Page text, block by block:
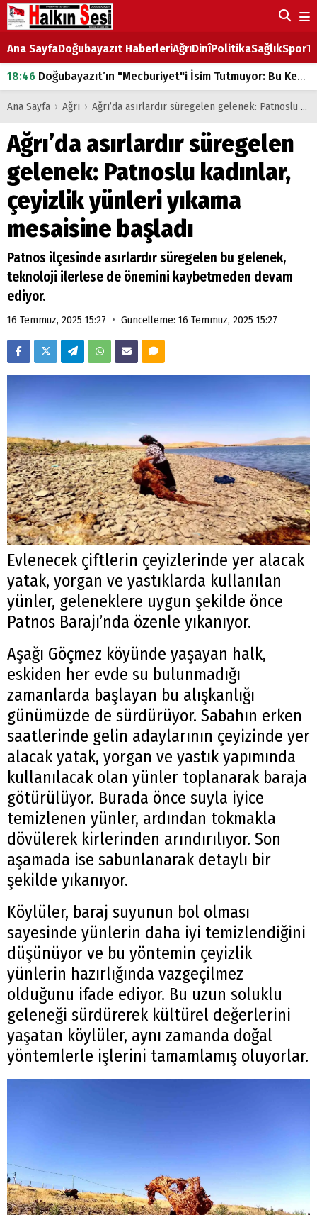
Ana SayfaDoğubayazıt HaberleriAğrıDinîPolitikaSağlıkSpor
18:46 Doğubayazıt’ın "Mecburiyet"i İsim Tutmuyor: Bu Kez de Mem u Zîn Oldu!
07:53Doğubayazıt’ta Ekmek Fiyatlarına Zam
07:16 Doğubayazıt'ta çocukların sırtındaki ağır yük
07:00 DEVLET ve HÜKÜMET
18:29ÇARŞI CADDESİ YAZ BOZ TAHTASI
Ana Sayfa › Ağrı › Ağrı’da asırlardır süregelen gelenek: Patnoslu kadınlar, çeyizlik yünleri yıkama mesaisine başladı
Ağrı’da asırlardır süregelen
gelenek: Patnoslu kadınlar,
çeyizlik yünleri yıkama
mesaisine başladı
Patnos ilçesinde asırlardır süregelen bu gelenek,
teknoloji ilerlese de önemini kaybetmeden devam
ediyor.
16 Temmuz, 2025 15:27 • Güncelleme: 16 Temmuz, 2025 15:27
Evlenecek çiftlerin çeyizlerinde yer alacak
yatak, yorgan ve yastıklarda kullanılan
yünler, geleneklere uygun şekilde önce
Patnos Barajı’nda özenle yıkanıyor.
Aşağı Göçmez köyünde yaşayan halk,
eskiden her evde su bulunmadığı
zamanlarda başlayan bu alışkanlığı
günümüzde de sürdürüyor. Sabahın erken
saatlerinde gelin adaylarının çeyizinde yer
alacak yatak, yorgan ve yastık yapımında
kullanılacak olan yünler toplanarak baraja
götürülüyor. Burada önce suyla iyice
temizlenen yünler, ardından tokmakla
dövülerek kirlerinden arındırılıyor. Son
aşamada ise sabunlanarak detaylı bir
şekilde yıkanıyor.
Köylüler, baraj suyunun bol olması
sayesinde yünlerin daha iyi temizlendiğini
düşünüyor ve bu yöntemin çeyizlik
yünlerin hazırlığında vazgeçilmez
olduğunu ifade ediyor. Bu uzun soluklu
geleneği sürdürerek kültürel değerlerini
yaşatan köylüler, aynı zamanda doğal
yöntemlerle işlerini tamamlamış oluyorlar.